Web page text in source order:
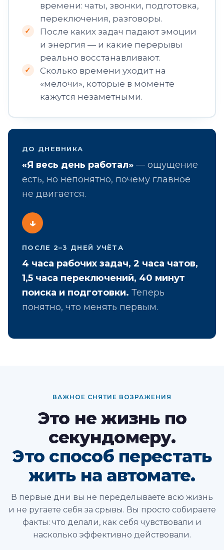
времени: чаты, звонки, подготовка,
переключения, разговоры.
✓
После каких задач падают эмоции
и энергия — и какие перерывы
реально восстанавливают.
✓
Сколько времени уходит на
«мелочи», которые в моменте
кажутся незаметными.
ДО ДНЕВНИКА
«Я весь день работал» — ощущение
есть, но непонятно, почему главное
не двигается.
↓
ПОСЛЕ 2–3 ДНЕЙ УЧЁТА
4 часа рабочих задач, 2 часа чатов,
1,5 часа переключений, 40 минут
поиска и подготовки. Теперь
понятно, что менять первым.
ВАЖНОЕ СНЯТИЕ ВОЗРАЖЕНИЯ
Это не жизнь по
секундомеру.
Это способ перестать
жить на автомате.
В первые дни вы не переделываете всю жизнь
и не ругаете себя за срывы. Вы просто собираете
факты: что делали, как себя чувствовали и
насколько эффективно действовали.